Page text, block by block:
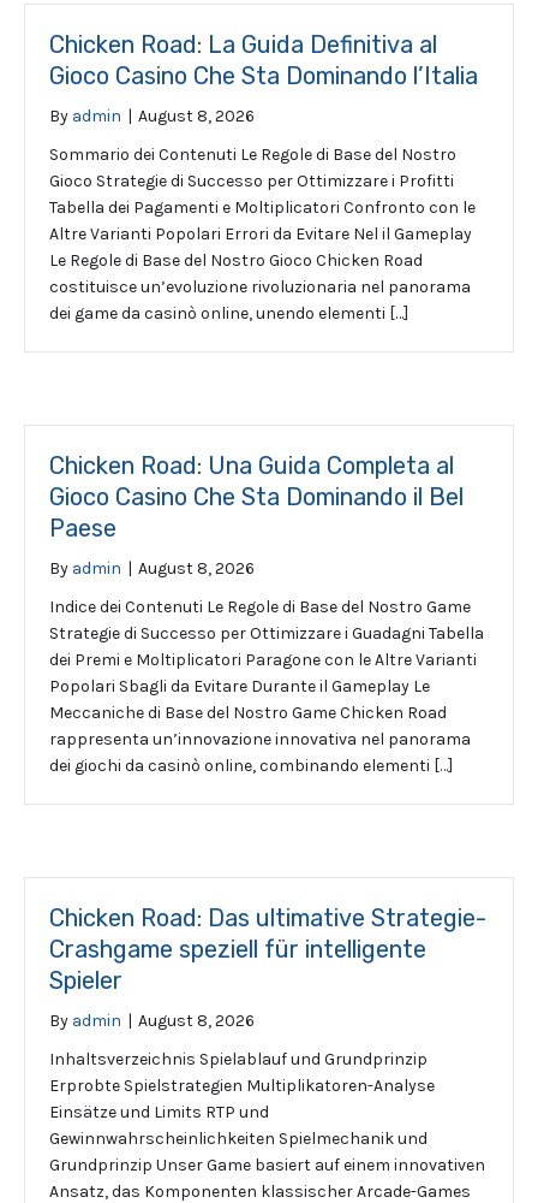
Chicken Road: La Guida Definitiva al
Gioco Casino Che Sta Dominando l’Italia
By admin | August 8, 2026
Sommario dei Contenuti Le Regole di Base del Nostro
Gioco Strategie di Successo per Ottimizzare i Profitti
Tabella dei Pagamenti e Moltiplicatori Confronto con le
Altre Varianti Popolari Errori da Evitare Nel il Gameplay
Le Regole di Base del Nostro Gioco Chicken Road
costituisce un’evoluzione rivoluzionaria nel panorama
dei game da casinò online, unendo elementi […]
Chicken Road: Una Guida Completa al
Gioco Casino Che Sta Dominando il Bel
Paese
By admin | August 8, 2026
Indice dei Contenuti Le Regole di Base del Nostro Game
Strategie di Successo per Ottimizzare i Guadagni Tabella
dei Premi e Moltiplicatori Paragone con le Altre Varianti
Popolari Sbagli da Evitare Durante il Gameplay Le
Meccaniche di Base del Nostro Game Chicken Road
rappresenta un’innovazione innovativa nel panorama
dei giochi da casinò online, combinando elementi […]
Chicken Road: Das ultimative Strategie-
Crashgame speziell für intelligente
Spieler
By admin | August 8, 2026
Inhaltsverzeichnis Spielablauf und Grundprinzip
Erprobte Spielstrategien Multiplikatoren-Analyse
Einsätze und Limits RTP und
Gewinnwahrscheinlichkeiten Spielmechanik und
Grundprinzip Unser Game basiert auf einem innovativen
Ansatz, das Komponenten klassischer Arcade-Games